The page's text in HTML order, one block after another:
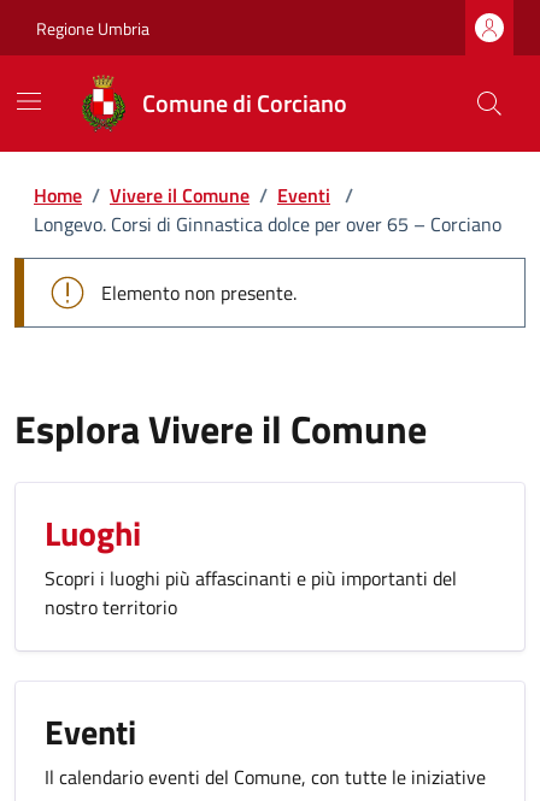
Regione Umbria
Comune di Corciano
Home / Vivere il Comune / Eventi /
Longevo. Corsi di Ginnastica dolce per over 65 – Corciano
Elemento non presente.
Esplora Vivere il Comune
Luoghi
Scopri i luoghi più affascinanti e più importanti del
nostro territorio
Eventi
Il calendario eventi del Comune, con tutte le iniziative